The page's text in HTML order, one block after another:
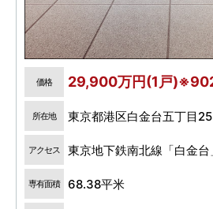
価格 29,900万円(1戸
所在地 東京都港区白金台五丁目
アクセス 東京地下鉄南北線「白金
専有面積 68.38平米